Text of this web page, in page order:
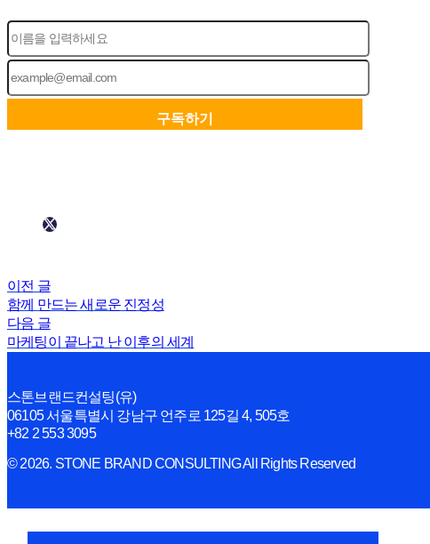
이전 글
함께 만드는 새로운 진정성
다음 글
마케팅이 끝나고 난 이후의 세계
스톤브랜드컨설팅(유)
06105 서울특별시 강남구 언주로 125길 4, 505호
+82 2 553 3095
© 2026. STONE BRAND CONSULTING All Rights Reserved